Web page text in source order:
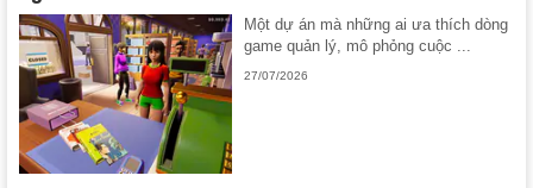
Một dự án mà những ai ưa thích dòng
game quản lý, mô phỏng cuộc ...
27/07/2026